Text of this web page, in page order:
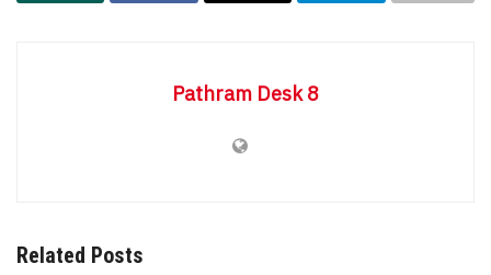
Pathram Desk 8
Related Posts